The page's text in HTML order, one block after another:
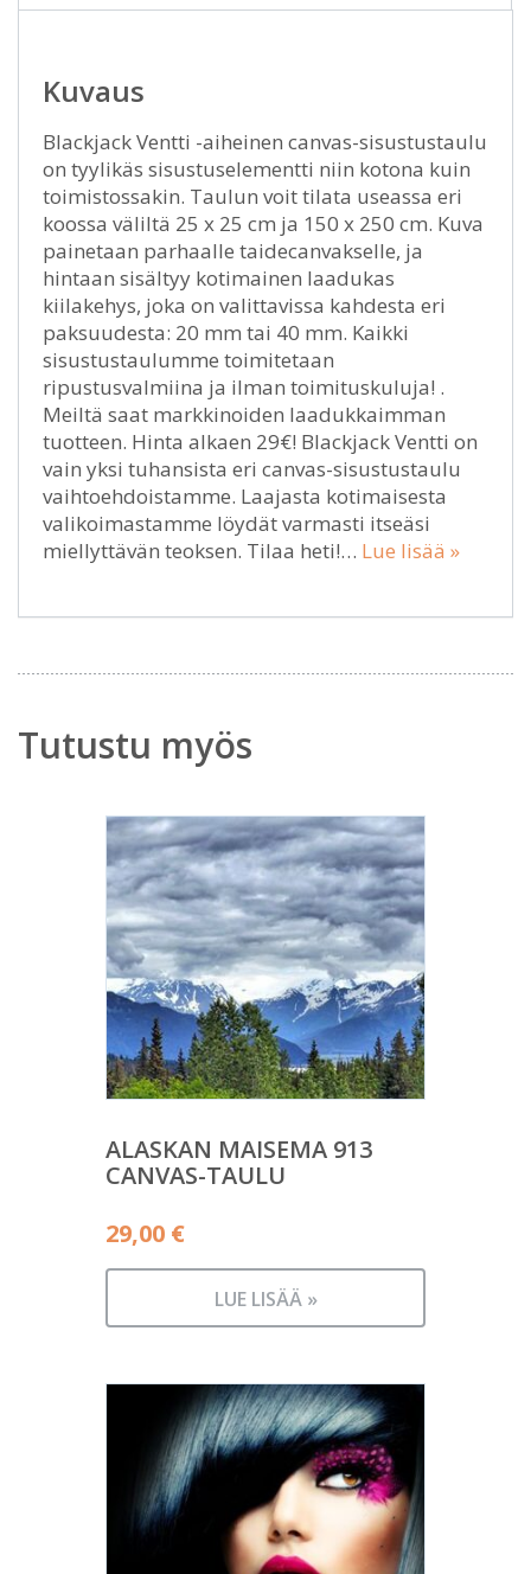
Kuvaus
Blackjack Ventti -aiheinen canvas-sisustustaulu
on tyylikäs sisustuselementti niin kotona kuin
toimistossakin. Taulun voit tilata useassa eri
koossa väliltä 25 x 25 cm ja 150 x 250 cm. Kuva
painetaan parhaalle taidecanvakselle, ja
hintaan sisältyy kotimainen laadukas
kiilakehys, joka on valittavissa kahdesta eri
paksuudesta: 20 mm tai 40 mm. Kaikki
sisustustaulumme toimitetaan
ripustusvalmiina ja ilman toimituskuluja! .
Meiltä saat markkinoiden laadukkaimman
tuotteen. Hinta alkaen 29€! Blackjack Ventti on
vain yksi tuhansista eri canvas-sisustustaulu
vaihtoehdoistamme. Laajasta kotimaisesta
valikoimastamme löydät varmasti itseäsi
miellyttävän teoksen. Tilaa heti!… Lue lisää »
Tutustu myös
ALASKAN MAISEMA 913
CANVAS-TAULU
29,00 €
LUE LISÄÄ »